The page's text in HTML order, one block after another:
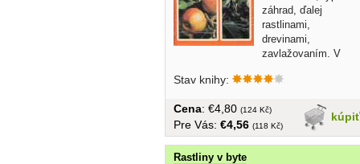
záhrad, ďalej
rastlinami,
drevinami,
zavlažovaním. V
Stav knihy:
kúpiť
Cena: €4,80 (124 Kč)
Pre Vás: €4,56 (118 Kč)
Rastliny v byte